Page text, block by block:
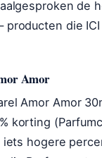
de
die
Amor
Amor Amor
korting
hogere